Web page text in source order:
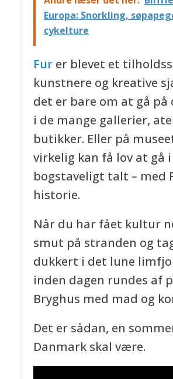
Europa: Snorkling,
cykelture
Furer blevet et
kunstnere og kreative
det er bare om at gå på
i de mange gallerier,
butikker. Eller på
virkelig kan få lov at gå
bogstaveligt talt – med
historie.
Når du har fået kultur
smut på stranden og
dukkert i det lune
inden dagen rundes af
Bryghus med mad og
Det er sådan, en
Danmark skal være.